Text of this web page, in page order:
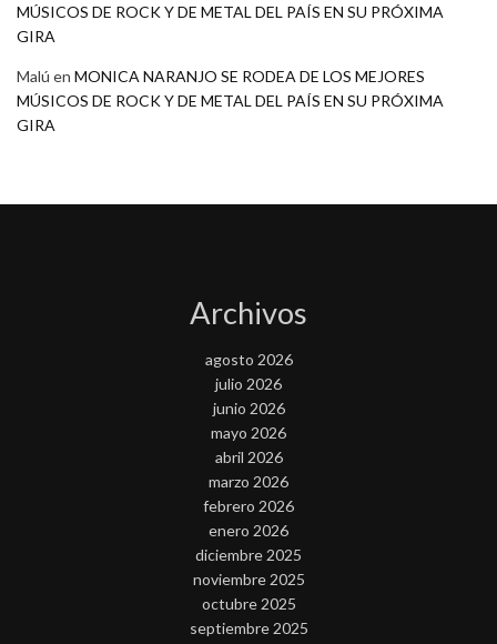
MÚSICOS DE ROCK Y DE METAL DEL PAÍS EN SU PRÓXIMA
GIRA
Malú en MONICA NARANJO SE RODEA DE LOS MEJORES
MÚSICOS DE ROCK Y DE METAL DEL PAÍS EN SU PRÓXIMA
GIRA
Archivos
agosto 2026
julio 2026
junio 2026
mayo 2026
abril 2026
marzo 2026
febrero 2026
enero 2026
diciembre 2025
noviembre 2025
octubre 2025
septiembre 2025